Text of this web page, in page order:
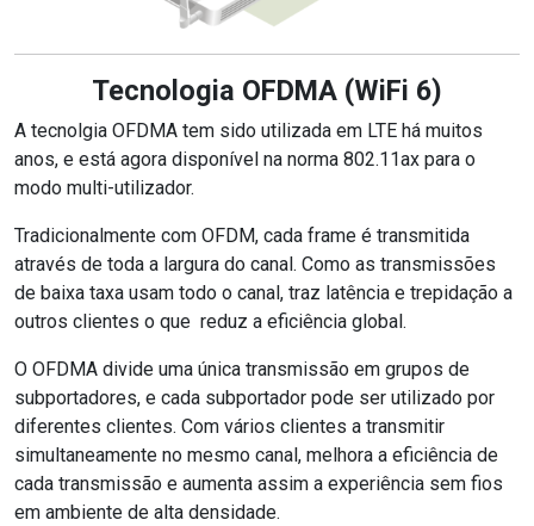
Tecnologia OFDMA (WiFi 6)
A tecnolgia OFDMA tem sido utilizada em LTE há muitos
anos, e está agora disponível na norma 802.11ax para o
modo multi-utilizador.
Tradicionalmente com OFDM, cada frame é transmitida
através de toda a largura do canal. Como as transmissões
de baixa taxa usam todo o canal, traz latência e trepidação a
outros clientes o que reduz a eficiência global.
O OFDMA divide uma única transmissão em grupos de
subportadores, e cada subportador pode ser utilizado por
diferentes clientes. Com vários clientes a transmitir
simultaneamente no mesmo canal, melhora a eficiência de
cada transmissão e aumenta assim a experiência sem fios
em ambiente de alta densidade.